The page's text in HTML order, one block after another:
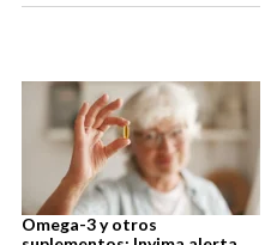
Omega-3 y otros